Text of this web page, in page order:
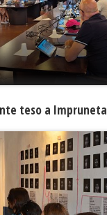
teso a Impruneta